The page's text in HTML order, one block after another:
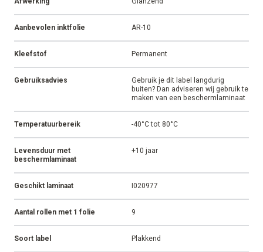
Aanbevolen inktfolie AR-10
Kleefstof Permanent
Gebruiksadvies
Gebruik je dit label langdurig
buiten? Dan adviseren wij gebruik te
maken van een beschermlaminaat
Temperatuurbereik -40°C tot 80°C
Levensduur met
beschermlaminaat
+10 jaar
Geschikt laminaat I020977
Aantal rollen met 1 folie 9
Soort label Plakkend